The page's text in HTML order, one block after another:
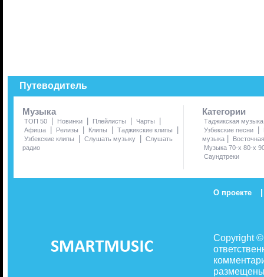
Путеводитель
Музыка
ТОП 50 | Новинки | Плейлисты | Чарты |
Афиша | Релизы | Клипы | Таджикские клипы |
Узбекские клипы | Слушать музыку | Слушать
радио
Категории
Таджикская музыка
Узбекские песни
|
музыка |
Музыка 70-х 80-х
Саундтреки
О проекте |
Copyright
размещены